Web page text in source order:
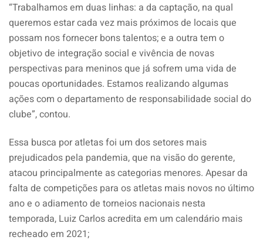
“Trabalhamos em duas linhas: a da captação, na qual
queremos estar cada vez mais próximos de locais que
possam nos fornecer bons talentos; e a outra tem o
objetivo de integração social e vivência de novas
perspectivas para meninos que já sofrem uma vida de
poucas oportunidades. Estamos realizando algumas
ações com o departamento de responsabilidade social do
clube”, contou.
Essa busca por atletas foi um dos setores mais
prejudicados pela pandemia, que na visão do gerente,
atacou principalmente as categorias menores. Apesar da
falta de competições para os atletas mais novos no último
ano e o adiamento de torneios nacionais nesta
temporada, Luiz Carlos acredita em um calendário mais
recheado em 2021;